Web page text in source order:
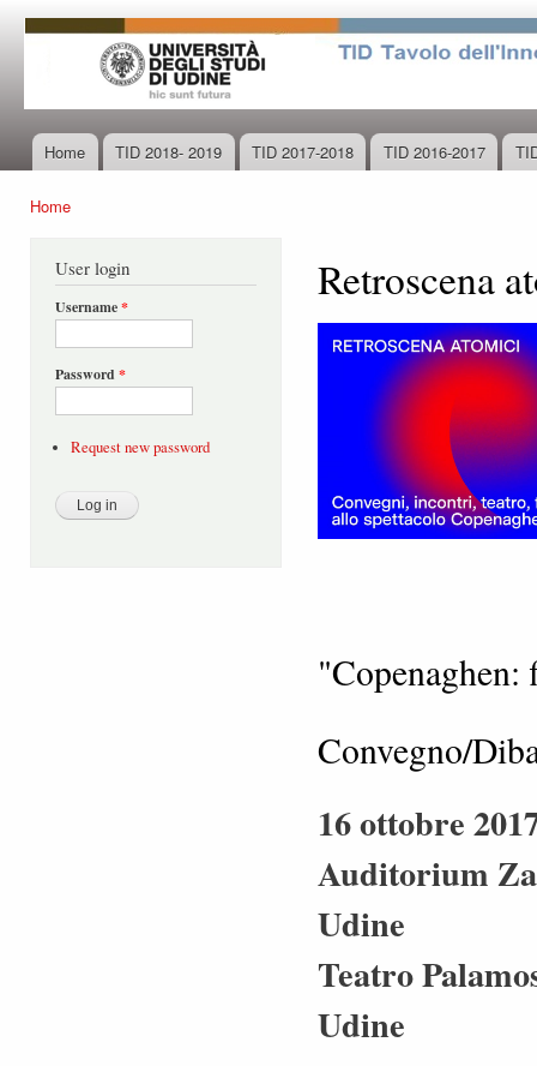
Main menu
Home TID 2018- 2019 TID 2017-2018 TID 2016-2017
Home
User login
Username*
Password *
Request new password
Retroscena
"Copenaghen:
Convegno/
16 ottobre
Auditorium
Udine
Teatro
Udine